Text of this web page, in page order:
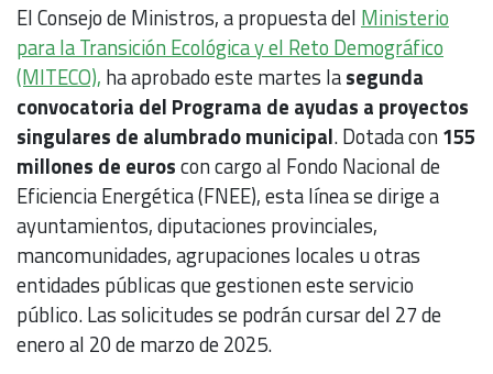
El Consejo de Ministros, a propuesta del Ministerio
para la Transición Ecológica y el Reto Demográfico
(MITECO), ha aprobado este martes lasegunda
convocatoria del Programa de ayudas a proyectos
singulares de alumbrado municipal. Dotada con155
millones de euroscon cargo al Fondo Nacional de
Eficiencia Energética (FNEE), esta línea se dirige a
ayuntamientos, diputaciones provinciales,
mancomunidades, agrupaciones locales u otras
entidades públicas que gestionen este servicio
público. Las solicitudes se podrán cursar del 27 de
enero al 20 de marzo de 2025.